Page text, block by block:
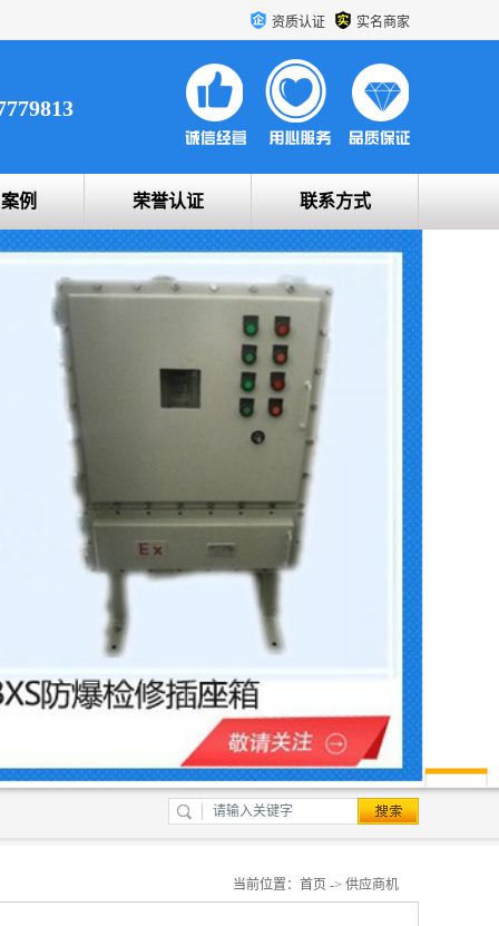
资质认证 实名商家
例 荣誉认证 联系方式
当前位置： 首页 -> 供应商机